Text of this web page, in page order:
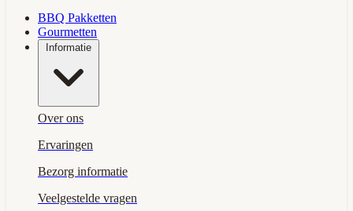
BBQ Pakketten
Gourmetten
Informatie
Over ons
Ervaringen
Bezorg informatie
Veelgestelde vragen